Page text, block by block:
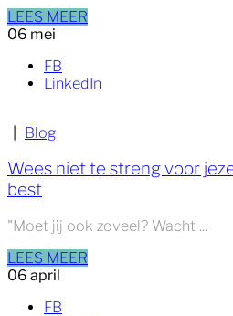
LEES MEER
06 mei
FB
LinkedIn
Blog
Wees niet te streng voor
best
"Moet jij ook zoveel? Wacht ...
LEES MEER
06 april
FB